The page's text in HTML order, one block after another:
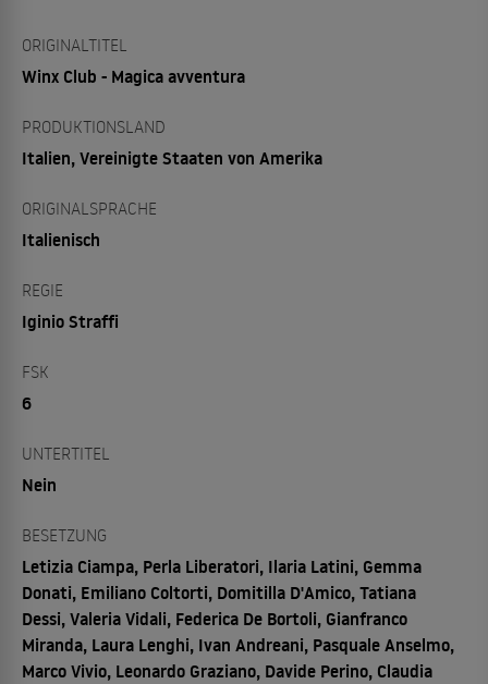
ORIGINALTITEL
Winx Club - Magica avventura
PRODUKTIONSLAND
Italien, Vereinigte Staaten von Amerika
ORIGINALSPRACHE
Italienisch
REGIE
Iginio Straffi
FSK
6
UNTERTITEL
Nein
BESETZUNG
Letizia Ciampa, Perla Liberatori, Ilaria Latini, Gemma
Donati, Emiliano Coltorti, Domitilla D'Amico, Tatiana
Dessi, Valeria Vidali, Federica De Bortoli, Gianfranco
Miranda, Laura Lenghi, Ivan Andreani, Pasquale Anselmo,
Marco Vivio, Leonardo Graziano, Davide Perino, Claudia